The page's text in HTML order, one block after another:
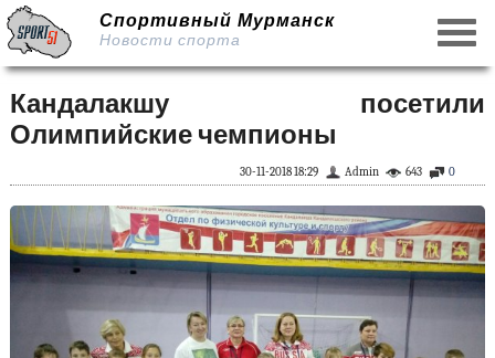
Спортивный Мурманск
Новости спорта
Кандалакшу посетили
Олимпийские чемпионы
0
643
Admin
30-11-2018 18:29